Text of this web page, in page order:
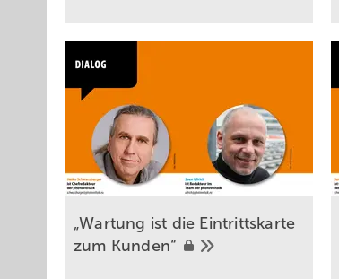
„Wartung ist die Eintrittskarte
zum Kunden“